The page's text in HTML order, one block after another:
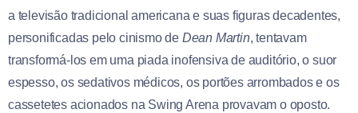
a televisão tradicional americana e suas figuras decadentes,
personificadas pelo cinismo de Dean Martin, tentavam
transformá-los em uma piada inofensiva de auditório, o suor
espesso, os sedativos médicos, os portões arrombados e os
cassetetes acionados na Swing Arena provavam o oposto.